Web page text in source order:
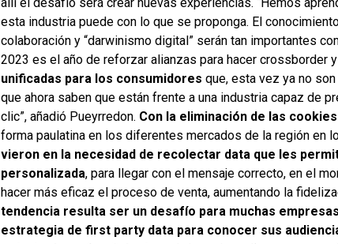
esta industria puede con lo que se proponga. El
colaboración y “darwinismo digital” serán tan importantes
2023 es el año de reforzar alianzas para hacer crossborder
unificadas para los consumidores que, esta vez ya no
que ahora saben que están frente a una industria capaz de
clic”, añadió Pueyrredon. Con la eliminación de las
forma paulatina en los diferentes mercados de la región en
vieron en la necesidad de recolectar data que les
personalizada, para llegar con el mensaje correcto, en el
hacer más eficaz el proceso de venta, aumentando la
tendencia resulta ser un desafío para muchas
estrategia de first party data para conocer sus